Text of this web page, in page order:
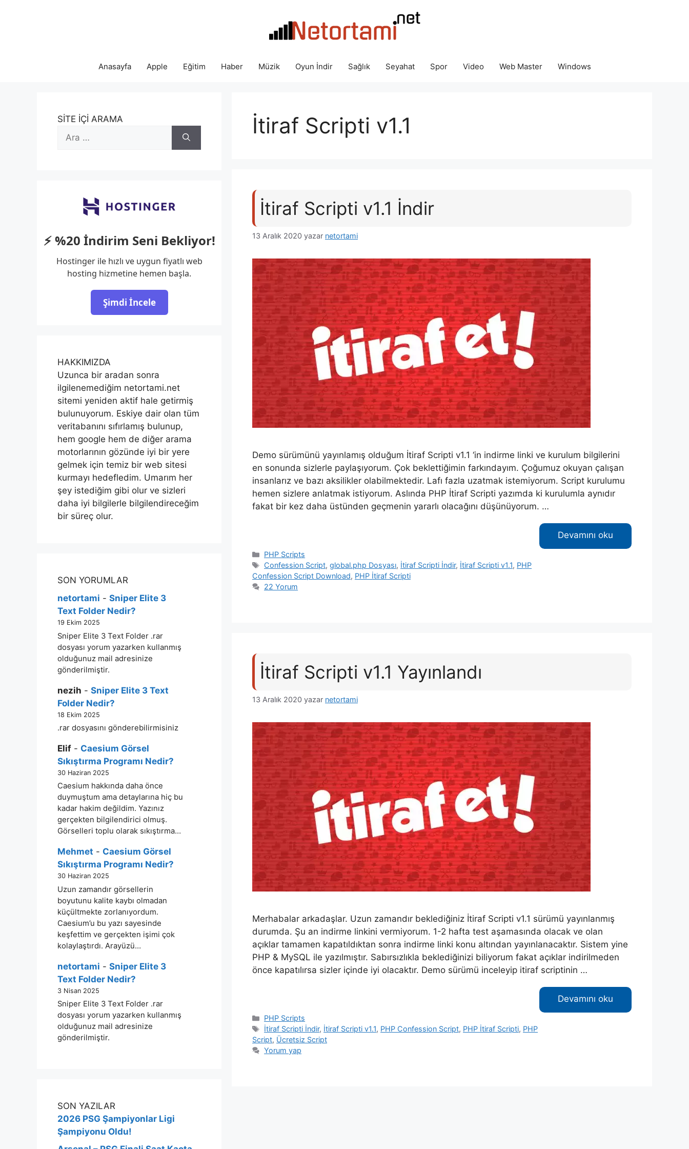
Anasayfa Apple Eğitim Haber Müzik Oyun İndir Sağlık Seyahat Spor Video Web Master Windows
İtiraf Scripti v1.1
İtiraf Scripti v1.1 İndir
13 Aralık 2020 yazar netortami
Demo sürümünü yayınlamış olduğum İtiraf Scripti v1.1 ‘in indirme linki ve kurulum bilgilerini
en sonunda sizlerle paylaşıyorum. Çok beklettiğimin farkındayım. Çoğumuz okuyan çalışan
insanlarız ve bazı aksilikler olabilmektedir. Lafı fazla uzatmak istemiyorum. Script kurulumu
hemen sizlere anlatmak istiyorum. Aslında PHP İtiraf Scripti yazımda ki kurulumla aynıdır
fakat bir kez daha üstünden geçmenin yararlı olacağını düşünüyorum. …
Devamını oku
Kategoriler
PHP Scripts
Etiketler
Confession Script,global.php Dosyası, İtiraf Scripti İndir, İtiraf Scripti v1.1, PHP
Confession Script Download, PHP İtiraf Scripti
22 Yorum
İtiraf Scripti v1.1 Yayınlandı
13 Aralık 2020 yazar netortami
Merhabalar arkadaşlar. Uzun zamandır beklediğiniz İtiraf Scripti v1.1 sürümü yayınlanmış
durumda. Şu an indirme linkini vermiyorum. 1-2 hafta test aşamasında olacak ve olan
açıklar tamamen kapatıldıktan sonra indirme linki konu altından yayınlanacaktır. Sistem yine
PHP & MySQL ile yazılmıştır. Sabırsızlıkla beklediğinizi biliyorum fakat açıklar indirilmeden
önce kapatılırsa sizler içinde iyi olacaktır. Demo sürümü inceleyip itiraf scriptinin …
Devamını oku
Kategoriler
PHP Scripts
Etiketler
İtiraf Scripti İndir, İtiraf Scripti v1.1, PHP Confession Script, PHP İtiraf Scripti, PHP
Script, Ücretsiz Script
Yorum yap
SİTE İÇİ ARAMA
için
⚡ %20 İndirim Seni Bekliyor!
Hostinger ile hızlı ve uygun fiyatlı web
hosting hizmetine hemen başla.
Şimdi İncele
HAKKIMIZDA
Uzunca bir aradan sonra
ilgilenemediğim netortami.net
sitemi yeniden aktif hale getirmiş
bulunuyorum. Eskiye dair olan tüm
veritabanını sıfırlamış bulunup,
hem google hem de diğer arama
motorlarının gözünde iyi bir yere
gelmek için temiz bir web sitesi
kurmayı hedefledim. Umarım her
şey istediğim gibi olur ve sizleri
daha iyi bilgilerle bilgilendireceğim
bir süreç olur.
SON YORUMLAR
netortami - Sniper Elite 3
Text Folder Nedir?
19 Ekim 2025
Sniper Elite 3 Text Folder .rar
dosyası yorum yazarken kullanmış
olduğunuz mail adresinize
gönderilmiştir.
nezih - Sniper Elite 3 Text
Folder Nedir?
18 Ekim 2025
.rar dosyasını gönderebilirmisiniz
Elif - Caesium Görsel
Sıkıştırma Programı Nedir?
30 Haziran 2025
Caesium hakkında daha önce
duymuştum ama detaylarına hiç bu
kadar hakim değildim. Yazınız
gerçekten bilgilendirici olmuş.
Görselleri toplu olarak sıkıştırma…
Mehmet - Caesium Görsel
Sıkıştırma Programı Nedir?
30 Haziran 2025
Uzun zamandır görsellerin
boyutunu kalite kaybı olmadan
küçültmekte zorlanıyordum.
Caesium’u bu yazı sayesinde
keşfettim ve gerçekten işimi çok
kolaylaştırdı. Arayüzü…
netortami - Sniper Elite 3
Text Folder Nedir?
3 Nisan 2025
Sniper Elite 3 Text Folder .rar
dosyası yorum yazarken kullanmış
olduğunuz mail adresinize
gönderilmiştir.
SON YAZILAR
2026 PSG Şampiyonlar Ligi
Şampiyonu Oldu!